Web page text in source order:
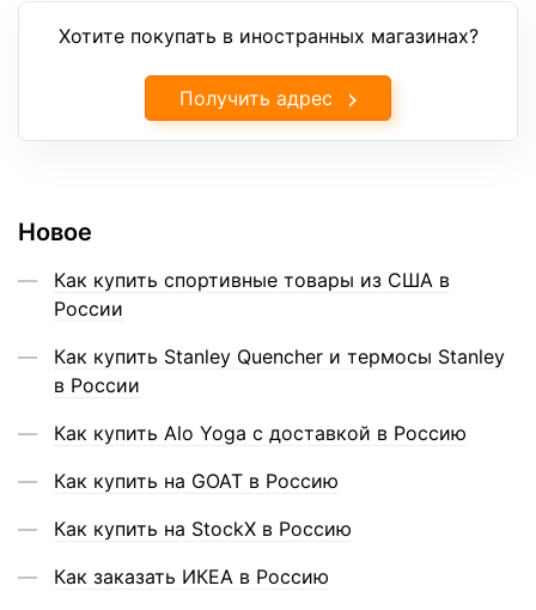
Хотите покупать в иностранных магазинах?
Получить адрес
Новое
Как купить спортивные товары из США в
России
Как купить Stanley Quencher и термосы Stanley
в России
Как купить Alo Yoga с доставкой в Россию
Как купить на GOAT в Россию
Как купить на StockX в Россию
Как заказать ИКЕА в Россию